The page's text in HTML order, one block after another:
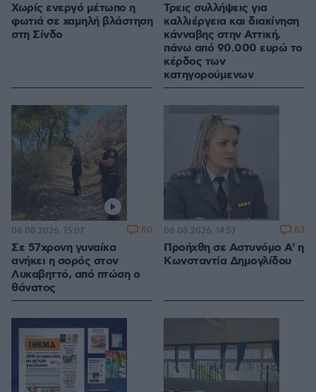
Χωρίς ενεργό μέτωπο η
φωτιά σε χαμηλή βλάστηση
στη Σίνδο
Τρεις συλλήψεις για
καλλιέργεια και διακίνηση
κάνναβης στην Αττική,
πάνω από 90.000 ευρώ το
κέρδος των
κατηγορούμενων
Σε 57χρονη γυναίκα
ανήκει η σορός στον
Λυκαβηττό, από πτώση ο
θάνατος
08.08.2026, 15:07 80
Προήχθη σε Αστυνόμο Α' η
Κωνσταντία Δημογλίδου
08.08.2026, 14:57 83